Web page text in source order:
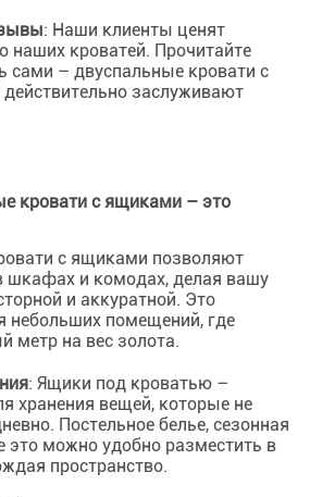
: Наши клиенты ценят
наших кроватей. Прочитайте
сами – двуспальные кровати с
заслуживают
кровати с ящиками – это
с ящиками позволяют
шкафах и комодах, делая вашу
и аккуратной. Это
небольших помещений, где
метр на вес золота.
: Ящики под кроватью –
хранения вещей, которые не
Постельное белье, сезонная
это можно удобно разместить в
пространство.